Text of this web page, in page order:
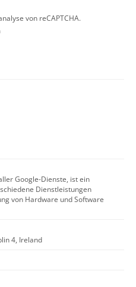
von reCAPTCHA.
Google-Dienste, ist ein
Dienstleistungen
von Hardware und Software
4, Ireland